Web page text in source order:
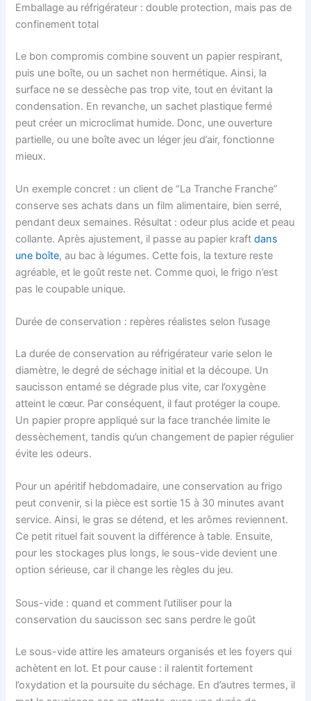
Emballage au réfrigérateur : double protection, mais pas de
confinement total
Le bon compromis combine souvent un papier respirant,
puis une boîte, ou un sachet non hermétique. Ainsi, la
surface ne se dessèche pas trop vite, tout en évitant la
condensation. En revanche, un sachet plastique fermé
peut créer un microclimat humide. Donc, une ouverture
partielle, ou une boîte avec un léger jeu d’air, fonctionne
mieux.
Un exemple concret : un client de “La Tranche Franche”
conserve ses achats dans un film alimentaire, bien serré,
pendant deux semaines. Résultat : odeur plus acide et peau
collante. Après ajustement, il passe au papier kraftdans
une boîte, au bac à légumes. Cette fois, la texture reste
agréable, et le goût reste net. Comme quoi, le frigo n’est
pas le coupable unique.
Durée de conservation : repères réalistes selon l’usage
La durée de conservation au réfrigérateur varie selon le
diamètre, le degré de séchage initial et la découpe. Un
saucisson entamé se dégrade plus vite, car l’oxygène
atteint le cœur. Par conséquent, il faut protéger la coupe.
Un papier propre appliqué sur la face tranchée limite le
dessèchement, tandis qu’un changement de papier régulier
évite les odeurs.
Pour un apéritif hebdomadaire, une conservation au frigo
peut convenir, si la pièce est sortie 15 à 30 minutes avant
service. Ainsi, le gras se détend, et les arômes reviennent.
Ce petit rituel fait souvent la différence à table. Ensuite,
pour les stockages plus longs, le sous-vide devient une
option sérieuse, car il change les règles du jeu.
Sous-vide : quand et comment l’utiliser pour la
conservation du saucisson sec sans perdre le goût
Le sous-vide attire les amateurs organisés et les foyers qui
achètent en lot. Et pour cause : il ralentit fortement
l’oxydation et la poursuite du séchage. En d’autres termes, il